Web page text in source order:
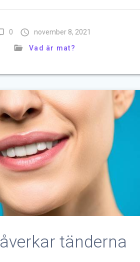
0
november 8, 2021
Vad är mat?
tänderna